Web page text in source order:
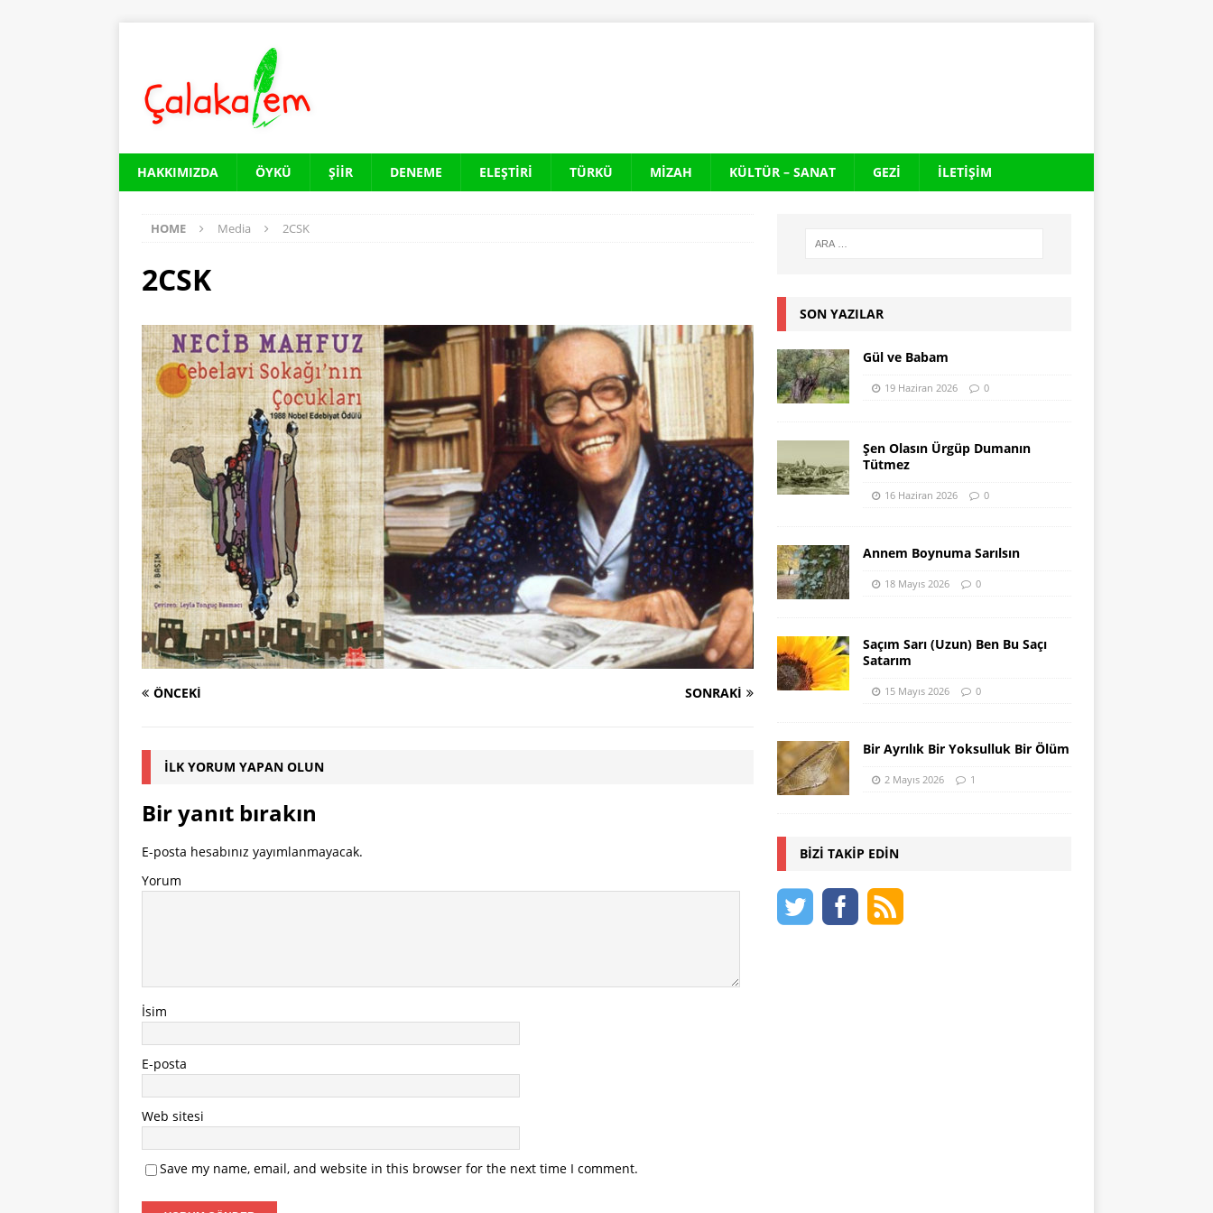
HAKKIMIZDA ÖYKÜ ŞIIR DENEME ELEŞTIRI TÜRKÜ MIZAH KÜLTÜR – SANAT GEZI İLETIŞIM
HOME Media 2CSK
2CSK
ÖNCEKI SONRAKI
İLK YORUM YAPAN OLUN
Bir yanıt bırakın
E-posta hesabınız yayımlanmayacak.
Yorum
İsim
E-posta
Web sitesi
Save my name, email, and website in this browser for the next time I comment.
SON YAZILAR
Gül ve Babam
19 Haziran 2026 0
Şen Olasın Ürgüp Dumanın
Tütmez
16 Haziran 2026 0
Annem Boynuma Sarılsın
18 Mayıs 2026 0
Saçım Sarı (Uzun) Ben Bu Saçı
Satarım
15 Mayıs 2026 0
Bir Ayrılık Bir Yoksulluk Bir Ölüm
2 Mayıs 2026 1
BIZI TAKIP EDIN